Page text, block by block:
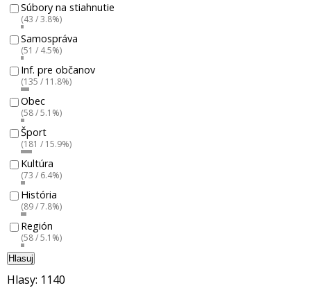
Súbory na stiahnutie
(43 / 3.8%)
Samospráva
(51 / 4.5%)
Inf. pre občanov
(135 / 11.8%)
Obec
(58 / 5.1%)
Šport
(181 / 15.9%)
Kultúra
(73 / 6.4%)
História
(89 / 7.8%)
Región
(58 / 5.1%)
Hlasuj
Hlasy: 1140